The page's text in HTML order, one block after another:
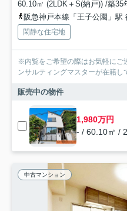
60.10㎡ (2LDK＋S(納戸)) /築35
阪急神戸本線「王子公園」駅
閑静な住宅地
※内覧をご希望の際はお気軽にご連絡ください。
ンサルティングマスターが在籍し
販売中の物件
1,980万円
- / 60.10㎡ /
中古マンション